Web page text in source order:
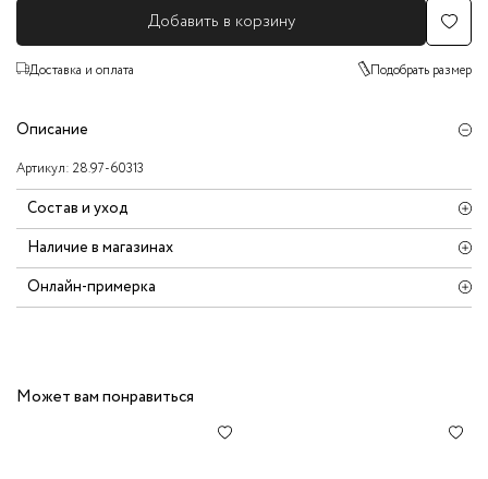
Добавить в корзину
Доставка и оплата Подобрать размер
Описание
Артикул: 28.97-60313
Состав и уход
Наличие в магазинах
Онлайн-примерка
Может вам понравиться